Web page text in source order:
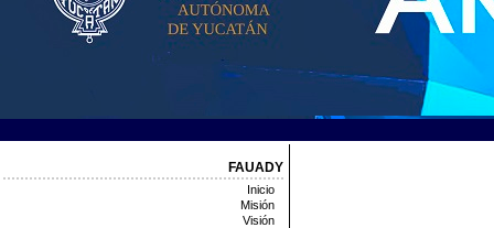
FAUADY
Inicio
Misión
Visión